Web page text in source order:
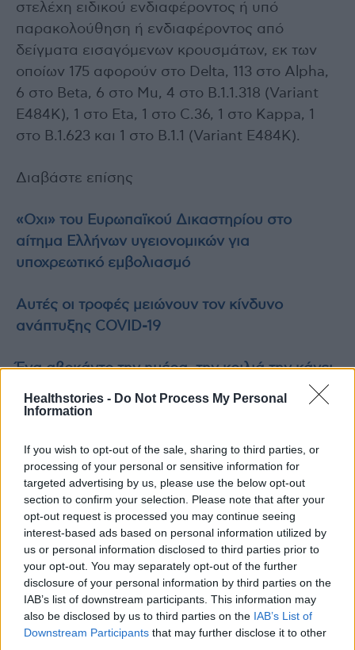
Healthstories - Do Not Process My Personal
Information
If you wish to opt-out of the sale, sharing to third parties, or
processing of your personal or sensitive information for
targeted advertising by us, please use the below opt-out
section to confirm your selection. Please note that after your
opt-out request is processed you may continue seeing
interest-based ads based on personal information utilized by
us or personal information disclosed to third parties prior to
your opt-out. You may separately opt-out of the further
disclosure of your personal information by third parties on the
IAB’s list of downstream participants. This information may
also be disclosed by us to third parties on the IAB’s List of
Downstream Participants that may further disclose it to other
στελέχη ειδικού ενδιαφέροντος ή υπό
παρακολούθηση ή ενδιαφέροντος από
δείγματα εισαγόμενων κρουσμάτων, εκ των
οποίων 175 αφορούν στο Delta, 113 στο Alpha,
6 στο Beta, 6 στο Mu, 4 στο B.1.1.318 (Variant
E484K), 1 στο Eta, 1 στο C.36, 1 στο Kappa, 1
στο B.1.623 και 1 στο Β.1.1 (Variant E484K).
Διαβάστε επίσης
«Οχι» του Ευρωπαϊκού Δικαστηρίου στο
αίτημα Ελλήνων υγειονομικών για
υποχρεωτικό εμβολιασμό
Αυτές οι τροφές μειώνουν τον κίνδυνο
ανάπτυξης COVID-19
Ένα αβοκάντο την ημέρα, την κοιλιά την κάνει
&#8230; πέρα
TAGS Εθνικό Δίκτυο Γονιδιωματικής Επιτήρησης
Κορονοϊός
μετάλλαξη Δέλτα
HS Team